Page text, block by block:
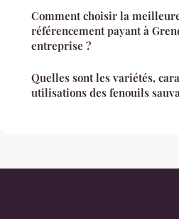
Comment choisir la
référencement payant à
entreprise ?
Quelles sont les variétés,
utilisations des fenouils